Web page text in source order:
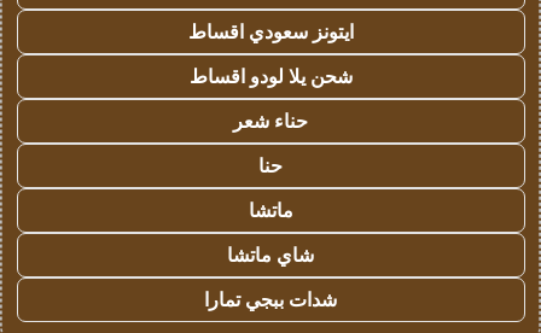
ايتونز سعودي اقساط
شحن يلا لودو اقساط
حناء شعر
حنا
ماتشا
شاي ماتشا
شدات ببجي تمارا